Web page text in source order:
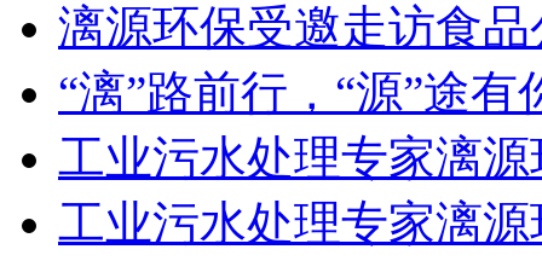
漓源环保受邀走访食
“漓”路前行，“源”途有
工业污水处理专家漓源
工业污水处理专家漓